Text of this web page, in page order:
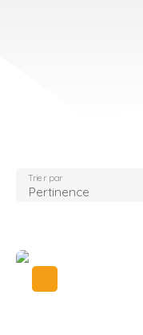
Pertinence
Trier par